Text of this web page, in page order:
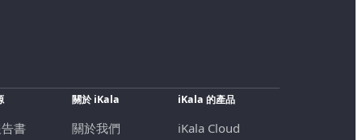
書
關於 iKala
關於我們
iKala 的產品
iKala Cloud